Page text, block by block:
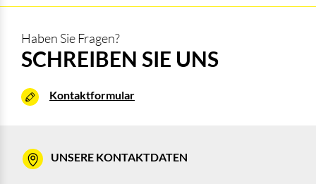
Haben Sie Fragen?
SCHREIBEN SIE UNS
Kontaktformular
UNSERE KONTAKTDATEN